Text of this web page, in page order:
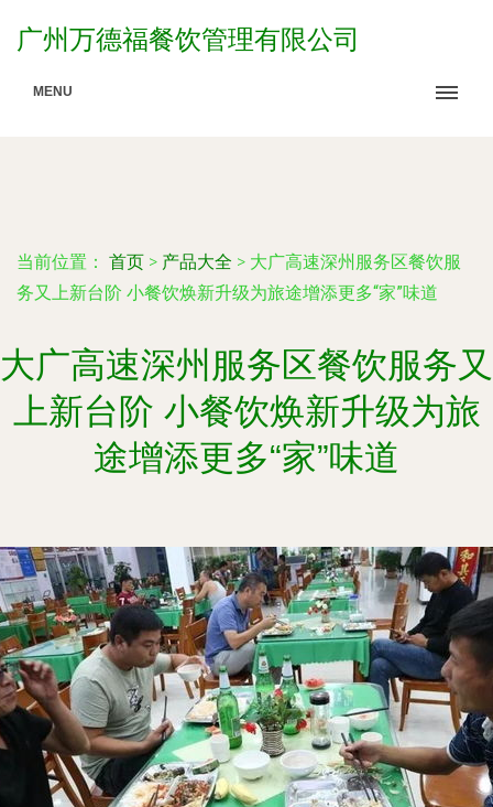
广州万德福餐饮管理有限公司
MENU
当前位置： 首页 > 产品大全 > 大广高速深州服务区餐饮服
务又上新台阶 小餐饮焕新升级为旅途增添更多“家”味道
大广高速深州服务区餐饮服务又
上新台阶 小餐饮焕新升级为旅
途增添更多“家”味道